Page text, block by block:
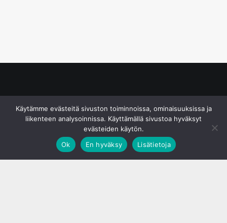
Käytämme evästeitä sivuston toiminnoissa, ominaisuuksissa ja
liikenteen analysoinnissa. Käyttämällä sivustoa hyväksyt
evästeiden käytön.
Ok
En hyväksy Lisätietoja